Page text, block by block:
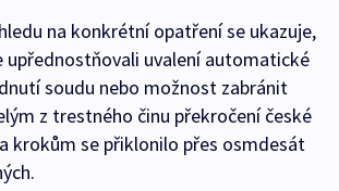
na konkrétní opatření se ukazuje,
upřednostňovali uvalení automatické
soudu nebo možnost zabránit
z trestného činu překročení české
krokům se přiklonilo přes osmdesát